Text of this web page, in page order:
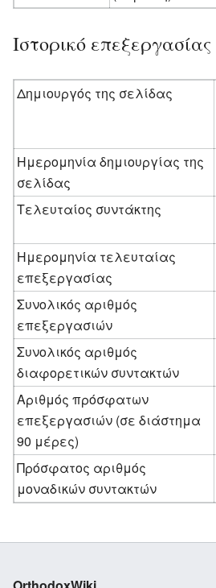
Ιστορικό επεξεργασίας
Δημιουργός της σελίδας
Ημερομηνία δημιουργίας της
σελίδας
Τελευταίος συντάκτης
Ημερομηνία τελευταίας
επεξεργασίας
Συνολικός αριθμός
επεξεργασιών
Συνολικός αριθμός
διαφορετικών συντακτών
Αριθμός πρόσφατων
επεξεργασιών (σε διάστημα
90 μέρες)
Πρόσφατος αριθμός
μοναδικών συντακτών